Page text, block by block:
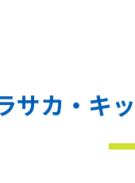
サカ・キ